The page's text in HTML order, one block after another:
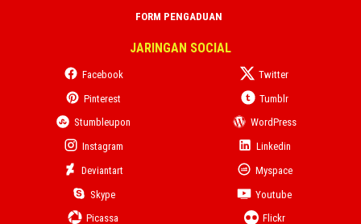
FORM PENGADUAN
JARINGAN SOCIAL
Facebook
Twitter
Pinterest
Tumblr
Stumbleupon
WordPress
Instagram
Linkedin
Deviantart
Myspace
Skype
Youtube
Picassa
Flickr